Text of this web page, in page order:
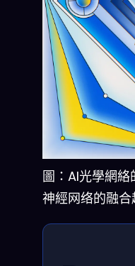
圖：AI光學網
神經网络的融合